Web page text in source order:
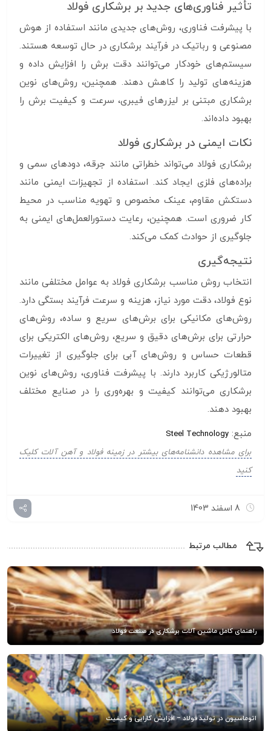
تأثیر فناوری‌های جدید بر برشکاری فولاد
با پیشرفت فناوری، روش‌های جدیدی مانند استفاده از هوش
مصنوعی و رباتیک در فرآیند برشکاری در حال توسعه هستند.
سیستم‌های خودکار می‌توانند دقت برش را افزایش داده و
هزینه‌های تولید را کاهش دهند. همچنین، روش‌های نوین
برشکاری مبتنی بر لیزرهای فیبری، سرعت و کیفیت برش را
بهبود داده‌اند.
نکات ایمنی در برشکاری فولاد
برشکاری فولاد می‌تواند خطراتی مانند جرقه، دودهای سمی و
براده‌های فلزی ایجاد کند. استفاده از تجهیزات ایمنی مانند
دستکش مقاوم، عینک مخصوص و تهویه مناسب در محیط
کار ضروری است. همچنین، رعایت دستورالعمل‌های ایمنی به
جلوگیری از حوادث کمک می‌کند.
نتیجه‌گیری
انتخاب روش مناسب برشکاری فولاد به عوامل مختلفی مانند
نوع فولاد، دقت مورد نیاز، هزینه و سرعت فرآیند بستگی دارد.
روش‌های مکانیکی برای برش‌های سریع و ساده، روش‌های
حرارتی برای برش‌های دقیق و سریع، روش‌های الکتریکی برای
قطعات حساس و روش‌های آبی برای جلوگیری از تغییرات
متالورژیکی کاربرد دارند. با پیشرفت فناوری، روش‌های نوین
برشکاری می‌توانند کیفیت و بهره‌وری را در صنایع مختلف
بهبود دهند.
منبع: Steel Technology
برای مشاهده دانشنامه‌های بیشتر در زمینه فولاد و آهن آلات کلیک
کنید
8 اسفند 1403
مطالب مرتبط
راهنمای کامل ماشین آلات برشکاری در صنعت فولاد
اتوماسیون در تولید فولاد – افزایش کارایی و کیفیت